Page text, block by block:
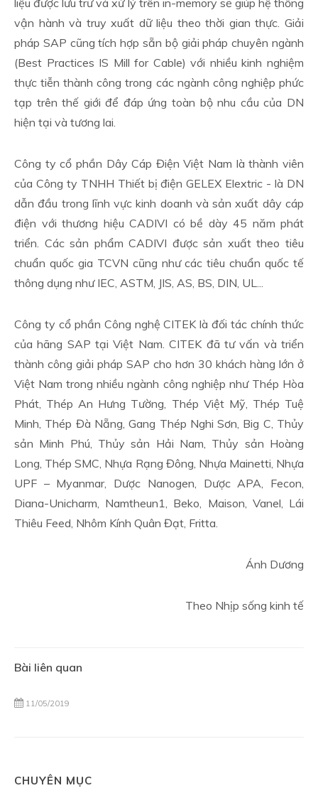
vận hành và truy xuất dữ liệu theo thời gian thực. Giải
pháp SAP cũng tích hợp sẵn bộ giải pháp chuyên ngành
(Best Practices IS Mill for Cable) với nhiều kinh nghiệm
thực tiễn thành công trong các ngành công nghiệp phức
tạp trên thế giới để đáp ứng toàn bộ nhu cầu của DN
hiện tại và tương lai.
Công ty cổ phần Dây Cáp Điện Việt Nam là thành viên
của Công ty TNHH Thiết bị điện GELEX Elextric - là DN
dẫn đầu trong lĩnh vực kinh doanh và sản xuất dây cáp
điện với thương hiệu CADIVI có bề dày 45 năm phát
triển. Các sản phẩm CADIVI được sản xuất theo tiêu
chuẩn quốc gia TCVN cũng như các tiêu chuẩn quốc tế
thông dụng như IEC, ASTM, JIS, AS, BS, DIN, UL...
Công ty cổ phần Công nghệ CITEK là đối tác chính thức
của hãng SAP tại Việt Nam. CITEK đã tư vấn và triển
thành công giải pháp SAP cho hơn 30 khách hàng lớn ở
Việt Nam trong nhiều ngành công nghiệp như Thép Hòa
Phát, Thép An Hưng Tường, Thép Việt Mỹ, Thép Tuệ
Minh, Thép Đà Nẵng, Gang Thép Nghi Sơn, Big C, Thủy
sản Minh Phú, Thủy sản Hải Nam, Thủy sản Hoàng
Long, Thép SMC, Nhựa Rạng Đông, Nhựa Mainetti, Nhựa
UPF – Myanmar, Dược Nanogen, Dược APA, Fecon,
Diana-Unicharm, Namtheun1, Beko, Maison, Vanel, Lái
Thiêu Feed, Nhôm Kính Quân Đạt, Fritta.
Ánh Dương
Theo Nhịp sống kinh tế
Bài liên quan
11/05/2019
CHUYÊN MỤC